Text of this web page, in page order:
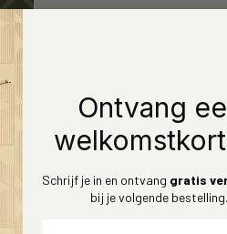
Inzoomen
Ontvang
Schrijf je in en ontvang gratis
bij je volgende bestelling.